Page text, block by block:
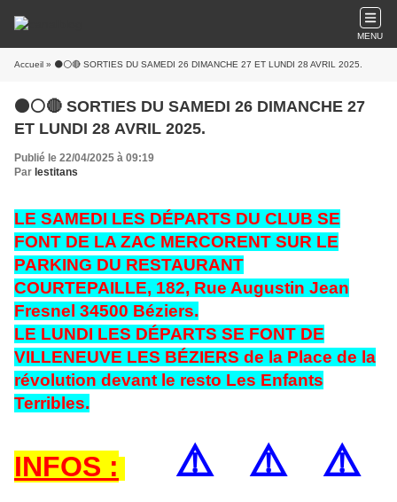
MENU
Accueil » ⚫⚪🔴 SORTIES DU SAMEDI 26 DIMANCHE 27 ET LUNDI 28 AVRIL 2025.
⚫⚪🔴 SORTIES DU SAMEDI 26 DIMANCHE 27
ET LUNDI 28 AVRIL 2025.
Publié le 22/04/2025 à 09:19
Par lestitans
LE SAMEDI LES DÉPARTS DU CLUB SE
FONT DE LA ZAC MERCORENT SUR LE
PARKING DU RESTAURANT
COURTEPAILLE, 182, Rue Augustin Jean
Fresnel 34500 Béziers.
LE LUNDI LES DÉPARTS SE FONT DE
VILLENEUVE LES BÉZIERS de la Place de la
révolution devant le resto Les Enfants
Terribles.
INFOS : ⚠️ ⚠️ ⚠️